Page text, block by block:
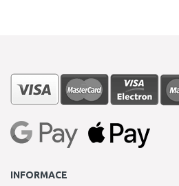
INFORMACE